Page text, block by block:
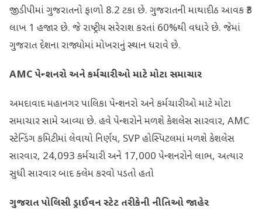
જીડીપીમાં ગુજરાતનો ફાળો 8.2 ટકા છે. ગુજરાતની માથાદીઠ આવક ₹3
લાખ 1 હજાર છે. જે રાષ્ટ્રીય સરેરાશ કરતાં 60%થી વધારે છે. જેમાં
ગુજરાત દેશના રાજ્યોમાં મોખરાનું સ્થાન ધરાવે છે.
AMCપેન્શનરો અને કર્મચારીઓ માટે મોટા સમાચાર
અમદાવાદ મહાનગર પાલિકા પેન્શનરો અને કર્મચારીઓ માટે મોટા
સમાચાર સામે આવ્યા છે. હવે પેન્શરોને મળશે કેશલેસ સારવાર, AMC
સ્ટેન્ડિંગ કમિટીમાં લેવાયો નિર્ણય, SVP હોસ્પિટલમાં મળશે કેશલેસ
સારવાર, 24,093 કર્મચારી અને 17,000 પેન્શનરોને લાભ, અત્યાર
સુધી સારવાર બાદ ક્લેમ કરવો પડતો હતો
ગુજરાત પોલિસી ડ્રાઈવન સ્ટેટ તરીકેની નીતિઓ જાહેર